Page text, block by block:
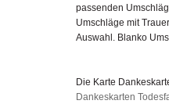
passenden
Umschläge mit
Auswahl. Blanko
Die Karte
Dankeskarten